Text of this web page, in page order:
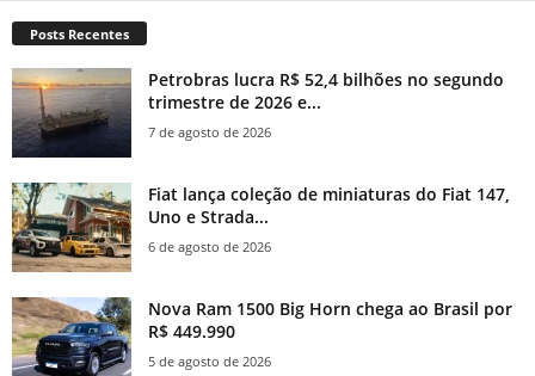
Posts Recentes
Petrobras lucra R$ 52,4 bilhões no segundo
trimestre de 2026 e...
7 de agosto de 2026
Fiat lança coleção de miniaturas do Fiat 147,
Uno e Strada...
6 de agosto de 2026
Nova Ram 1500 Big Horn chega ao Brasil por
R$ 449.990
5 de agosto de 2026